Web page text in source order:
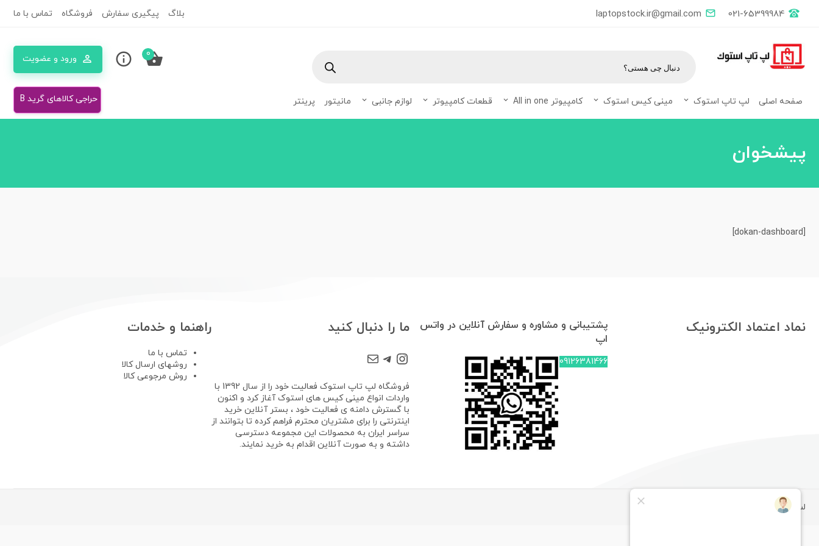
laptopstock.ir@gmail.com 021-65399984 بلاگ پیگیری سفارش فروشگاه تماس با ما
ورود و عضویت 0
صفحه اصلی لپ تاپ استوک مینی کیس استوک کامپیوتر All in one قطعات کامپیوتر لوازم جانبی مانیتور پرینتر حراجی کالاهای گرید B
پیشخوان
[dokan-dashboard]
نماد اعتماد الکترونیک
پشتیبانی و مشاوره و سفارش آنلاین در واتس
اپ
09126381466
ما را دنبال کنید
Instagram
Telegram
Mail
فروشگاه لپ تاپ استوک فعالیت خود را از سال 1392 با
واردات انواع مینی کیس های استوک آغاز کرد و اکنون
با گسترش دامنه ی فعالیت خود ، بستر آنلاین خرید
اینترنتی را برای مشتریان محترم فراهم کرده تا بتوانند از
سراسر ایران به محصولات این مجموعه دسترسی
داشته و به صورت آنلاین اقدام به خرید نمایند.
راهنما و خدمات
تماس با ما
روشهای ارسال کالا
روش مرجوعی کالا
لپ تاپ استوک